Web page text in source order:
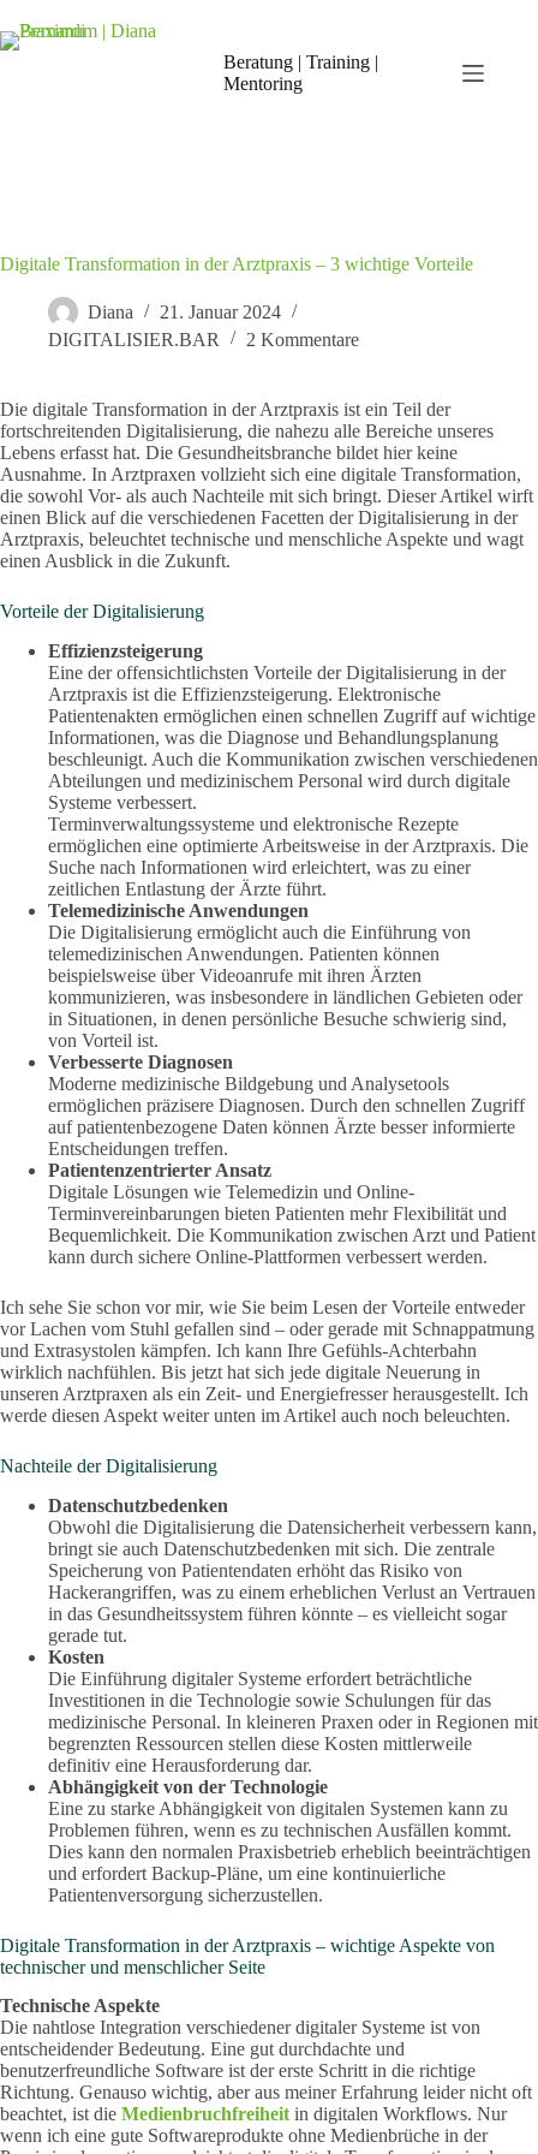
Inhalt
springen
Beratung | Training |
Mentoring
Digitale Transformation in der Arztpraxis – 3 wichtige Vorteile
Diana
21. Januar 2024
DIGITALISIER.BAR
2 Kommentare
Die digitale Transformation in der Arztpraxis ist ein Teil der
fortschreitenden Digitalisierung, die nahezu alle Bereiche unseres
Lebens erfasst hat. Die Gesundheitsbranche bildet hier keine
Ausnahme. In Arztpraxen vollzieht sich eine digitale Transformation,
die sowohl Vor- als auch Nachteile mit sich bringt. Dieser Artikel wirft
einen Blick auf die verschiedenen Facetten der Digitalisierung in der
Arztpraxis, beleuchtet technische und menschliche Aspekte und wagt
einen Ausblick in die Zukunft.
Vorteile der Digitalisierung
Effizienzsteigerung
Eine der offensichtlichsten Vorteile der Digitalisierung in der
Arztpraxis ist die Effizienzsteigerung. Elektronische
Patientenakten ermöglichen einen schnellen Zugriff auf wichtige
Informationen, was die Diagnose und Behandlungsplanung
beschleunigt. Auch die Kommunikation zwischen verschiedenen
Abteilungen und medizinischem Personal wird durch digitale
Systeme verbessert.
Terminverwaltungssysteme und elektronische Rezepte
ermöglichen eine optimierte Arbeitsweise in der Arztpraxis. Die
Suche nach Informationen wird erleichtert, was zu einer
zeitlichen Entlastung der Ärzte führt.
Telemedizinische Anwendungen
Die Digitalisierung ermöglicht auch die Einführung von
telemedizinischen Anwendungen. Patienten können
beispielsweise über Videoanrufe mit ihren Ärzten
kommunizieren, was insbesondere in ländlichen Gebieten oder
in Situationen, in denen persönliche Besuche schwierig sind,
von Vorteil ist.
Verbesserte Diagnosen
Moderne medizinische Bildgebung und Analysetools
ermöglichen präzisere Diagnosen. Durch den schnellen Zugriff
auf patientenbezogene Daten können Ärzte besser informierte
Entscheidungen treffen.
Patientenzentrierter Ansatz
Digitale Lösungen wie Telemedizin und Online-
Terminvereinbarungen bieten Patienten mehr Flexibilität und
Bequemlichkeit. Die Kommunikation zwischen Arzt und Patient
kann durch sichere Online-Plattformen verbessert werden.
Ich sehe Sie schon vor mir, wie Sie beim Lesen der Vorteile entweder
vor Lachen vom Stuhl gefallen sind – oder gerade mit Schnappatmung
und Extrasystolen kämpfen. Ich kann Ihre Gefühls-Achterbahn
wirklich nachfühlen. Bis jetzt hat sich jede digitale Neuerung in
unseren Arztpraxen als ein Zeit- und Energiefresser herausgestellt. Ich
werde diesen Aspekt weiter unten im Artikel auch noch beleuchten.
Nachteile der Digitalisierung
Datenschutzbedenken
Obwohl die Digitalisierung die Datensicherheit verbessern kann,
bringt sie auch Datenschutzbedenken mit sich. Die zentrale
Speicherung von Patientendaten erhöht das Risiko von
Hackerangriffen, was zu einem erheblichen Verlust an Vertrauen
in das Gesundheitssystem führen könnte – es vielleicht sogar
gerade tut.
Kosten
Die Einführung digitaler Systeme erfordert beträchtliche
Investitionen in die Technologie sowie Schulungen für das
medizinische Personal. In kleineren Praxen oder in Regionen mit
begrenzten Ressourcen stellen diese Kosten mittlerweile
definitiv eine Herausforderung dar.
Abhängigkeit von der Technologie
Eine zu starke Abhängigkeit von digitalen Systemen kann zu
Problemen führen, wenn es zu technischen Ausfällen kommt.
Dies kann den normalen Praxisbetrieb erheblich beeinträchtigen
und erfordert Backup-Pläne, um eine kontinuierliche
Patientenversorgung sicherzustellen.
Digitale Transformation in der Arztpraxis – wichtige Aspekte von
technischer und menschlicher Seite
Technische Aspekte
Die nahtlose Integration verschiedener digitaler Systeme ist von
entscheidender Bedeutung. Eine gut durchdachte und
benutzerfreundliche Software ist der erste Schritt in die richtige
Richtung. Genauso wichtig, aber aus meiner Erfahrung leider nicht oft
beachtet, ist die Medienbruchfreiheit in digitalen Workflows. Nur
wenn ich eine gute Softwareprodukte ohne Medienbrüche in der